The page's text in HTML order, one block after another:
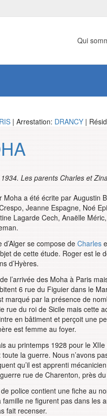
Qui
| Arrestation: DRANCY |
Les parents Charles et
a été écrite par Augustin
Jeanne Espagne, Noé
Lagarde Cech, Anaëlle
se compose de Charles
de cette étude. Roger est
d’Hyères.
l’arrivée des Moha à Paris
6 rue du Figuier dans le
marqué par la présence de
rue du roi de Sicile mais cette
en bâtiment et perçoit une
est femme au foyer.
au printemps 1928 pour le
la guerre. Nous n’avons
qu’il est apprenti
rue de Charenton, près
police contient une fiche au
ne figurent pas dans les
fait recenser.